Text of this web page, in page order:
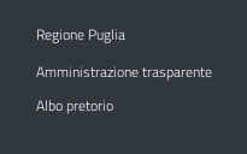
Regione Puglia
Amministrazione trasparente
Albo pretorio